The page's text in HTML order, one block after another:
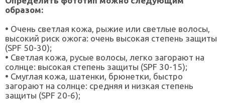
образом:
• Очень светлая кожа, рыжие или светлые волосы,
высокий риск ожога: очень высокая степень защиты
(SPF 50-30);
• Светлая кожа, русые волосы, легко загорают на
солнце: высокая степень защиты (SPF 30-15);
• Смуглая кожа, шатенки, брюнетки, быстро
загорают на солнце: средняя и низкая степень
защиты (SPF 20-6);